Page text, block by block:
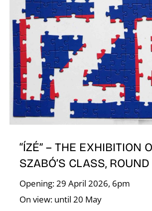
“ÍZÉ” – THE EXHIBITION
SZABÓ’S CLASS,
Opening: 29 April 2026, 6pm
On view: until 20 May